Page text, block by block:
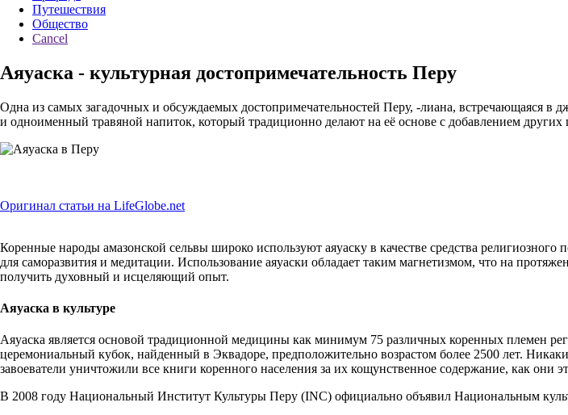
Путешествия
Общество
Cancel
Аяуаска - культурная достопримечательность Перу
Одна из самых загадочных и обсуждаемых достопримечательностей Перу, -лиана, встречающаяся в
и одноименный травяной напиток, который традиционно делают на её основе с добавлением
Оригинал статьи на LifeGlobe.net
Коренные народы амазонской сельвы широко используют аяуаску в качестве средства
для саморазвития и медитации. Использование аяуаски обладает таким магнетизмом, что на
получить духовный и исцеляющий опыт.
Аяуаска в культуре
Аяуаска является основой традиционной медицины как минимум 75 различных коренных племен
церемониальный кубок, найденный в Эквадоре, предположительно возрастом более 2500 лет.
завоеватели уничтожили все книги коренного населения за их кощунственное содержание, как они
В 2008 году Национальный Институт Культуры Перу (INC) официально объявил Национальным